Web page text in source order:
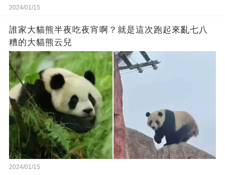
2024/01/15
誰家大貓熊半夜吃夜宵啊？就是這次跑起來亂七八
糟的大貓熊云兒
2024/01/15